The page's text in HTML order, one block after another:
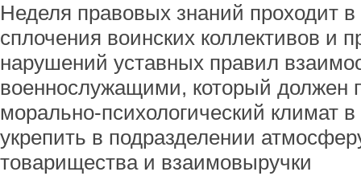
Неделя правовых знаний проходит
сплочения воинских коллективов и
нарушений уставных правил
военнослужащими, который должен
морально-психологический климат
укрепить в подразделении
товарищества и взаимовыручки